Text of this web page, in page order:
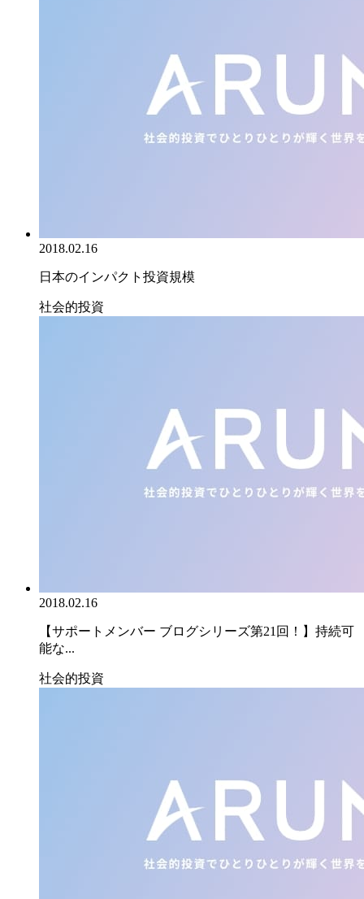
2018.02.16
日本のインパクト投資規模
社会的投資
2018.02.16
【サポートメンバー ブログシリーズ第21回！】持続可
能な...
社会的投資